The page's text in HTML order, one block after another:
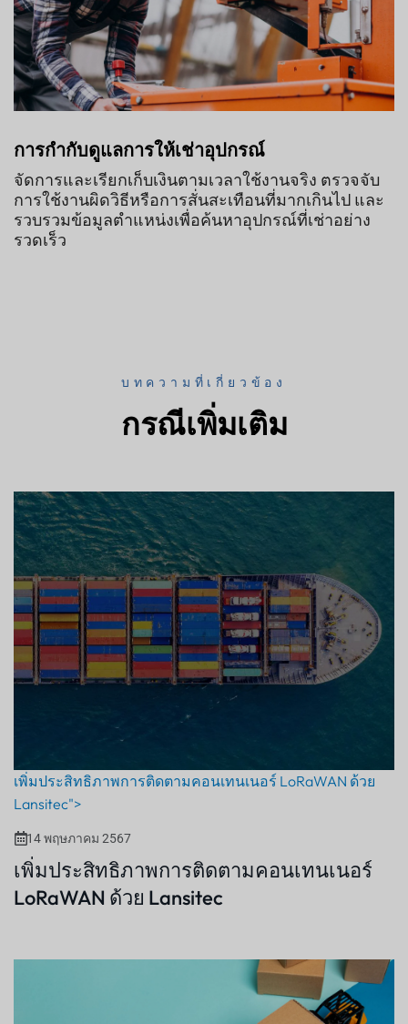
การกำกับดูแลการให้เช่าอุปกรณ์
จัดการและเรียกเก็บเงินตามเวลาใช้งานจริง ตรวจจับ
การใช้งานผิดวิธีหรือการสั่นสะเทือนที่มากเกินไป และ
รวบรวมข้อมูลตำแหน่งเพื่อค้นหาอุปกรณ์ที่เช่าอย่าง
รวดเร็ว
บทความที่เกี่ยวข้อง
กรณีเพิ่มเติม
เพิ่มประสิทธิภาพการติดตามคอนเทนเนอร์ LoRaWAN ด้วย
Lansitec">
14 พฤษภาคม 2567
เพิ่มประสิทธิภาพการติดตามคอนเทนเนอร์
LoRaWAN ด้วย Lansitec